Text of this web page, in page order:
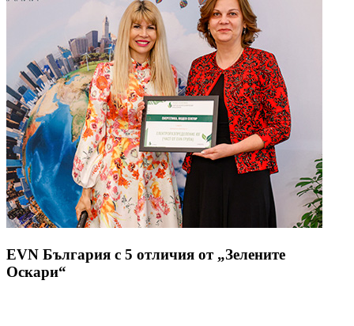
EVN България с 5 отличия от „Зелените
Оскари“